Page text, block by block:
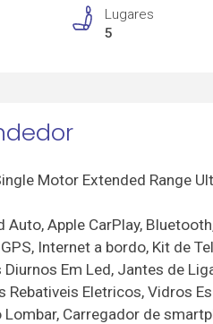
Lugares
5
Motor Extended Range
Auto, Apple CarPlay,
GPS, Internet a bordo, Kit de
Diurnos Em Led, Jantes de
Rebativeis Eletricos, Vidros
Carregador de